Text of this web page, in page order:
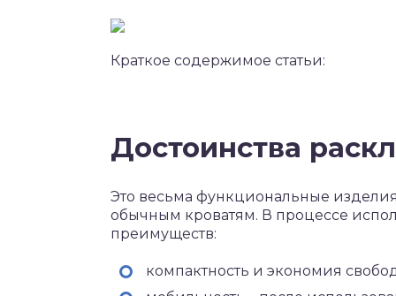
Краткое содержимое статьи:
Достоинства
Это весьма функциональные
обычным кроватям. В процессе
преимуществ:
компактность и экономия